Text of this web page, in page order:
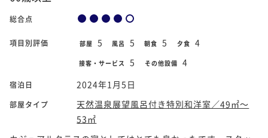
総合点
項目別評価 部屋 5 風呂 5 朝食 5 夕食 4
接客・サービス 5 その他設備 4
宿泊日 2024年1月5日
部屋タイプ
天然温泉展望風呂付き特別和洋室／49㎡～
53㎡